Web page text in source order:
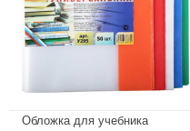
Обложка для учебника